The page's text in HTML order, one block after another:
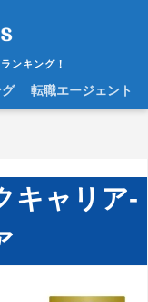
ンキング！
転職エージェント
キャリア-